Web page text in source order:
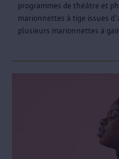
programmes de théâtre et
marionnettes à tige issues
plusieurs marionnettes à